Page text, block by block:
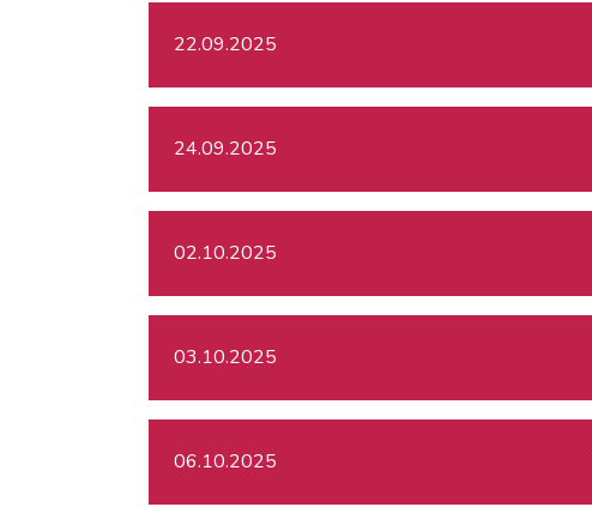
22.09.2025
24.09.2025
02.10.2025
03.10.2025
06.10.2025